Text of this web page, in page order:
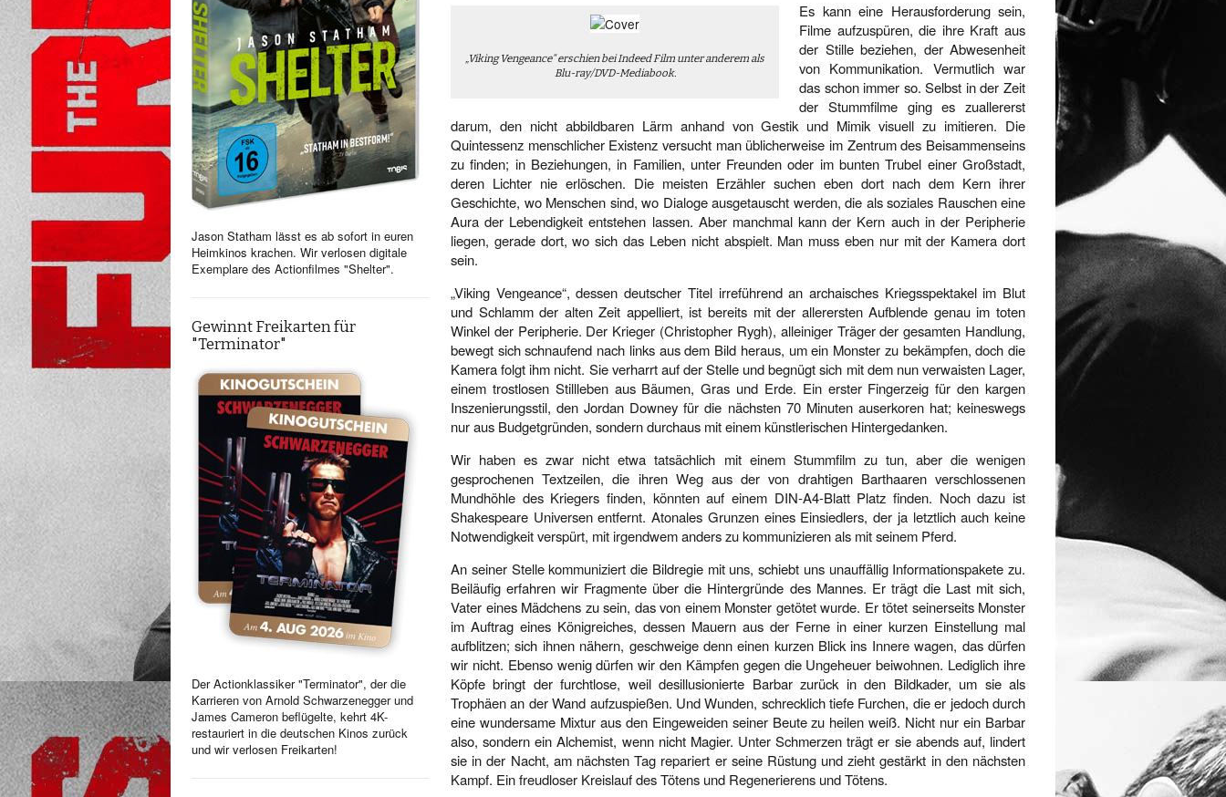
Jason Statham lässt es ab sofort in euren
Heimkinos krachen. Wir verlosen digitale
Exemplare des Actionfilmes "Shelter".
Gewinnt Freikarten für
"Terminator"
Der Actionklassiker "Terminator", der die
Karrieren von Arnold Schwarzenegger und
James Cameron beflügelte, kehrt 4K-
restauriert in die deutschen Kinos zurück
und wir verlosen Freikarten!
„Viking Vengeance“ erschien bei Indeed Film unter anderem als
Blu-ray/DVD-Mediabook.
Es kann eine Herausforderung sein,
Filme aufzuspüren, die ihre Kraft aus
der Stille beziehen, der Abwesenheit
von Kommunikation. Vermutlich war
das schon immer so. Selbst in der Zeit
der Stummfilme ging es zuallererst
darum, den nicht abbildbaren Lärm anhand von Gestik und Mimik visuell zu imitieren. Die
Quintessenz menschlicher Existenz versucht man üblicherweise im Zentrum des Beisammenseins
zu finden; in Beziehungen, in Familien, unter Freunden oder im bunten Trubel einer Großstadt,
deren Lichter nie erlöschen. Die meisten Erzähler suchen eben dort nach dem Kern ihrer
Geschichte, wo Menschen sind, wo Dialoge ausgetauscht werden, die als soziales Rauschen eine
Aura der Lebendigkeit entstehen lassen. Aber manchmal kann der Kern auch in der Peripherie
liegen, gerade dort, wo sich das Leben nicht abspielt. Man muss eben nur mit der Kamera dort
sein.
„Viking Vengeance“, dessen deutscher Titel irreführend an archaisches Kriegsspektakel im Blut
und Schlamm der alten Zeit appelliert, ist bereits mit der allerersten Aufblende genau im toten
Winkel der Peripherie. Der Krieger (Christopher Rygh), alleiniger Träger der gesamten Handlung,
bewegt sich schnaufend nach links aus dem Bild heraus, um ein Monster zu bekämpfen, doch die
Kamera folgt ihm nicht. Sie verharrt auf der Stelle und begnügt sich mit dem nun verwaisten Lager,
einem trostlosen Stillleben aus Bäumen, Gras und Erde. Ein erster Fingerzeig für den kargen
Inszenierungsstil, den Jordan Downey für die nächsten 70 Minuten auserkoren hat; keineswegs
nur aus Budgetgründen, sondern durchaus mit einem künstlerischen Hintergedanken.
Wir haben es zwar nicht etwa tatsächlich mit einem Stummfilm zu tun, aber die wenigen
gesprochenen Textzeilen, die ihren Weg aus der von drahtigen Barthaaren verschlossenen
Mundhöhle des Kriegers finden, könnten auf einem DIN-A4-Blatt Platz finden. Noch dazu ist
Shakespeare Universen entfernt. Atonales Grunzen eines Einsiedlers, der ja letztlich auch keine
Notwendigkeit verspürt, mit irgendwem anders zu kommunizieren als mit seinem Pferd.
An seiner Stelle kommuniziert die Bildregie mit uns, schiebt uns unauffällig Informationspakete zu.
Beiläufig erfahren wir Fragmente über die Hintergründe des Mannes. Er trägt die Last mit sich,
Vater eines Mädchens zu sein, das von einem Monster getötet wurde. Er tötet seinerseits Monster
im Auftrag eines Königreiches, dessen Mauern aus der Ferne in einer kurzen Einstellung mal
aufblitzen; sich ihnen nähern, geschweige denn einen kurzen Blick ins Innere wagen, das dürfen
wir nicht. Ebenso wenig dürfen wir den Kämpfen gegen die Ungeheuer beiwohnen. Lediglich ihre
Köpfe bringt der furchtlose, weil desillusionierte Barbar zurück in den Bildkader, um sie als
Trophäen an der Wand aufzuspießen. Und Wunden, schrecklich tiefe Furchen, die er jedoch durch
eine wundersame Mixtur aus den Eingeweiden seiner Beute zu heilen weiß. Nicht nur ein Barbar
also, sondern ein Alchemist, wenn nicht Magier. Unter Schmerzen trägt er sie abends auf, lindert
sie in der Nacht, am nächsten Tag repariert er seine Rüstung und zieht gestärkt in den nächsten
Kampf. Ein freudloser Kreislauf des Tötens und Regenerierens und Tötens.